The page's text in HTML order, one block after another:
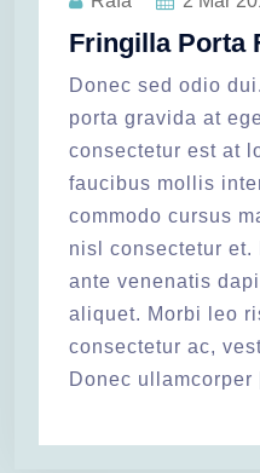
Fringilla Porta
Donec sed odio
porta gravida at
consectetur est at
faucibus mollis
commodo cursus
nisl consectetur et.
ante venenatis
aliquet. Morbi leo
consectetur ac,
Donec